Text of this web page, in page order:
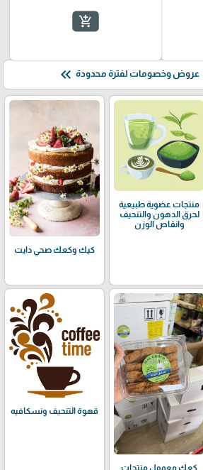
add_shopping_cart
عروض وخصومات لفترة محدودة keyboard_double_arrow_left
منتجات عضوية طبيعية
لحرق الدهون والتنحيف
وانقاص الوزن
كيك وكعك صحي دايت
قهوة التنحيف ونسكافيه